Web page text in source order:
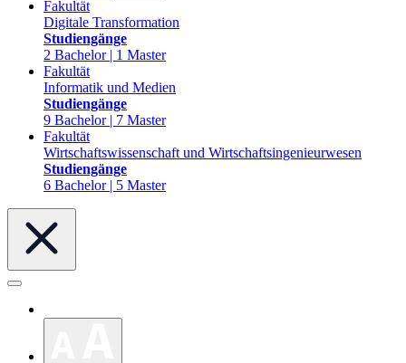
Fakultät
Digitale Transformation
Studiengänge
2 Bachelor | 1 Master
Fakultät
Informatik und Medien
Studiengänge
9 Bachelor | 7 Master
Fakultät
Wirtschaftswissenschaft und Wirtschaftsingenieurwesen
Studiengänge
6 Bachelor | 5 Master